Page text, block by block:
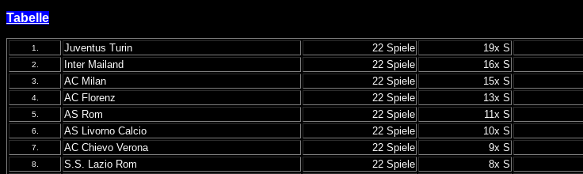
Tabelle
1. Juventus Turin 22 Spiele 19x S
2. Inter Mailand 22 Spiele 16x S
3. AC Milan 22 Spiele 15x S
4. AC Florenz 22 Spiele 13x S
5. AS Rom 22 Spiele 11x S
6. AS Livorno Calcio 22 Spiele 10x S
7. AC Chievo Verona 22 Spiele 9x S
8. S.S. Lazio Rom 22 Spiele 8x S